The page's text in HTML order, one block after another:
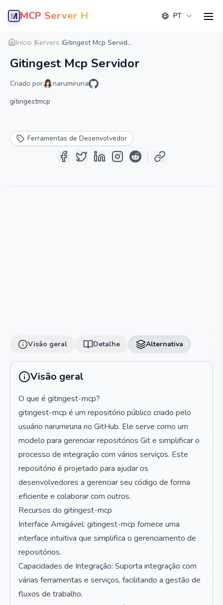
MCP Server Hub PT
Início Servers Gitingest Mcp Servid...
Gitingest Mcp Servidor
Criado por
narumiruna
gitingestmcp
Ferramentas de Desenvolvedor
Visão geral Detalhe
Visão geral Detalhe Alternativa
Visão geral
O que é gitingest-mcp?
gitingest-mcp é um repositório público criado pelo
usuário narumiruna no GitHub. Ele serve como um
modelo para gerenciar repositórios Git e simplificar o
processo de integração com vários serviços. Este
repositório é projetado para ajudar os
desenvolvedores a gerenciar seu código de forma
eficiente e colaborar com outros.
Recursos do gitingest-mcp
Interface Amigável: gitingest-mcp fornece uma
interface intuitiva que simplifica o gerenciamento de
repositórios.
Capacidades de Integração: Suporta integração com
várias ferramentas e serviços, facilitando a gestão de
fluxos de trabalho.